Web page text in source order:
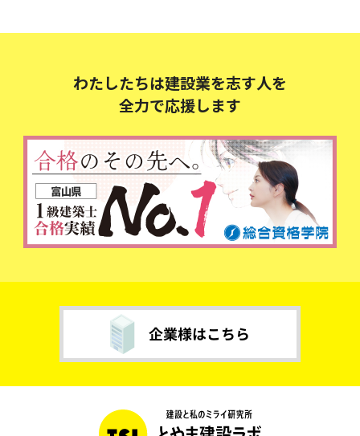
わたしたちは建設業を志す人を
全力で応援します